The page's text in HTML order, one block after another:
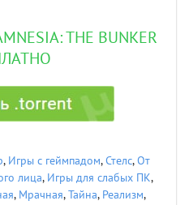
THE BUNKER
, Игры с геймпадом,Стелс,От
лица, Игры для слабых ПК,
, Мрачная,Тайна, Реализм,